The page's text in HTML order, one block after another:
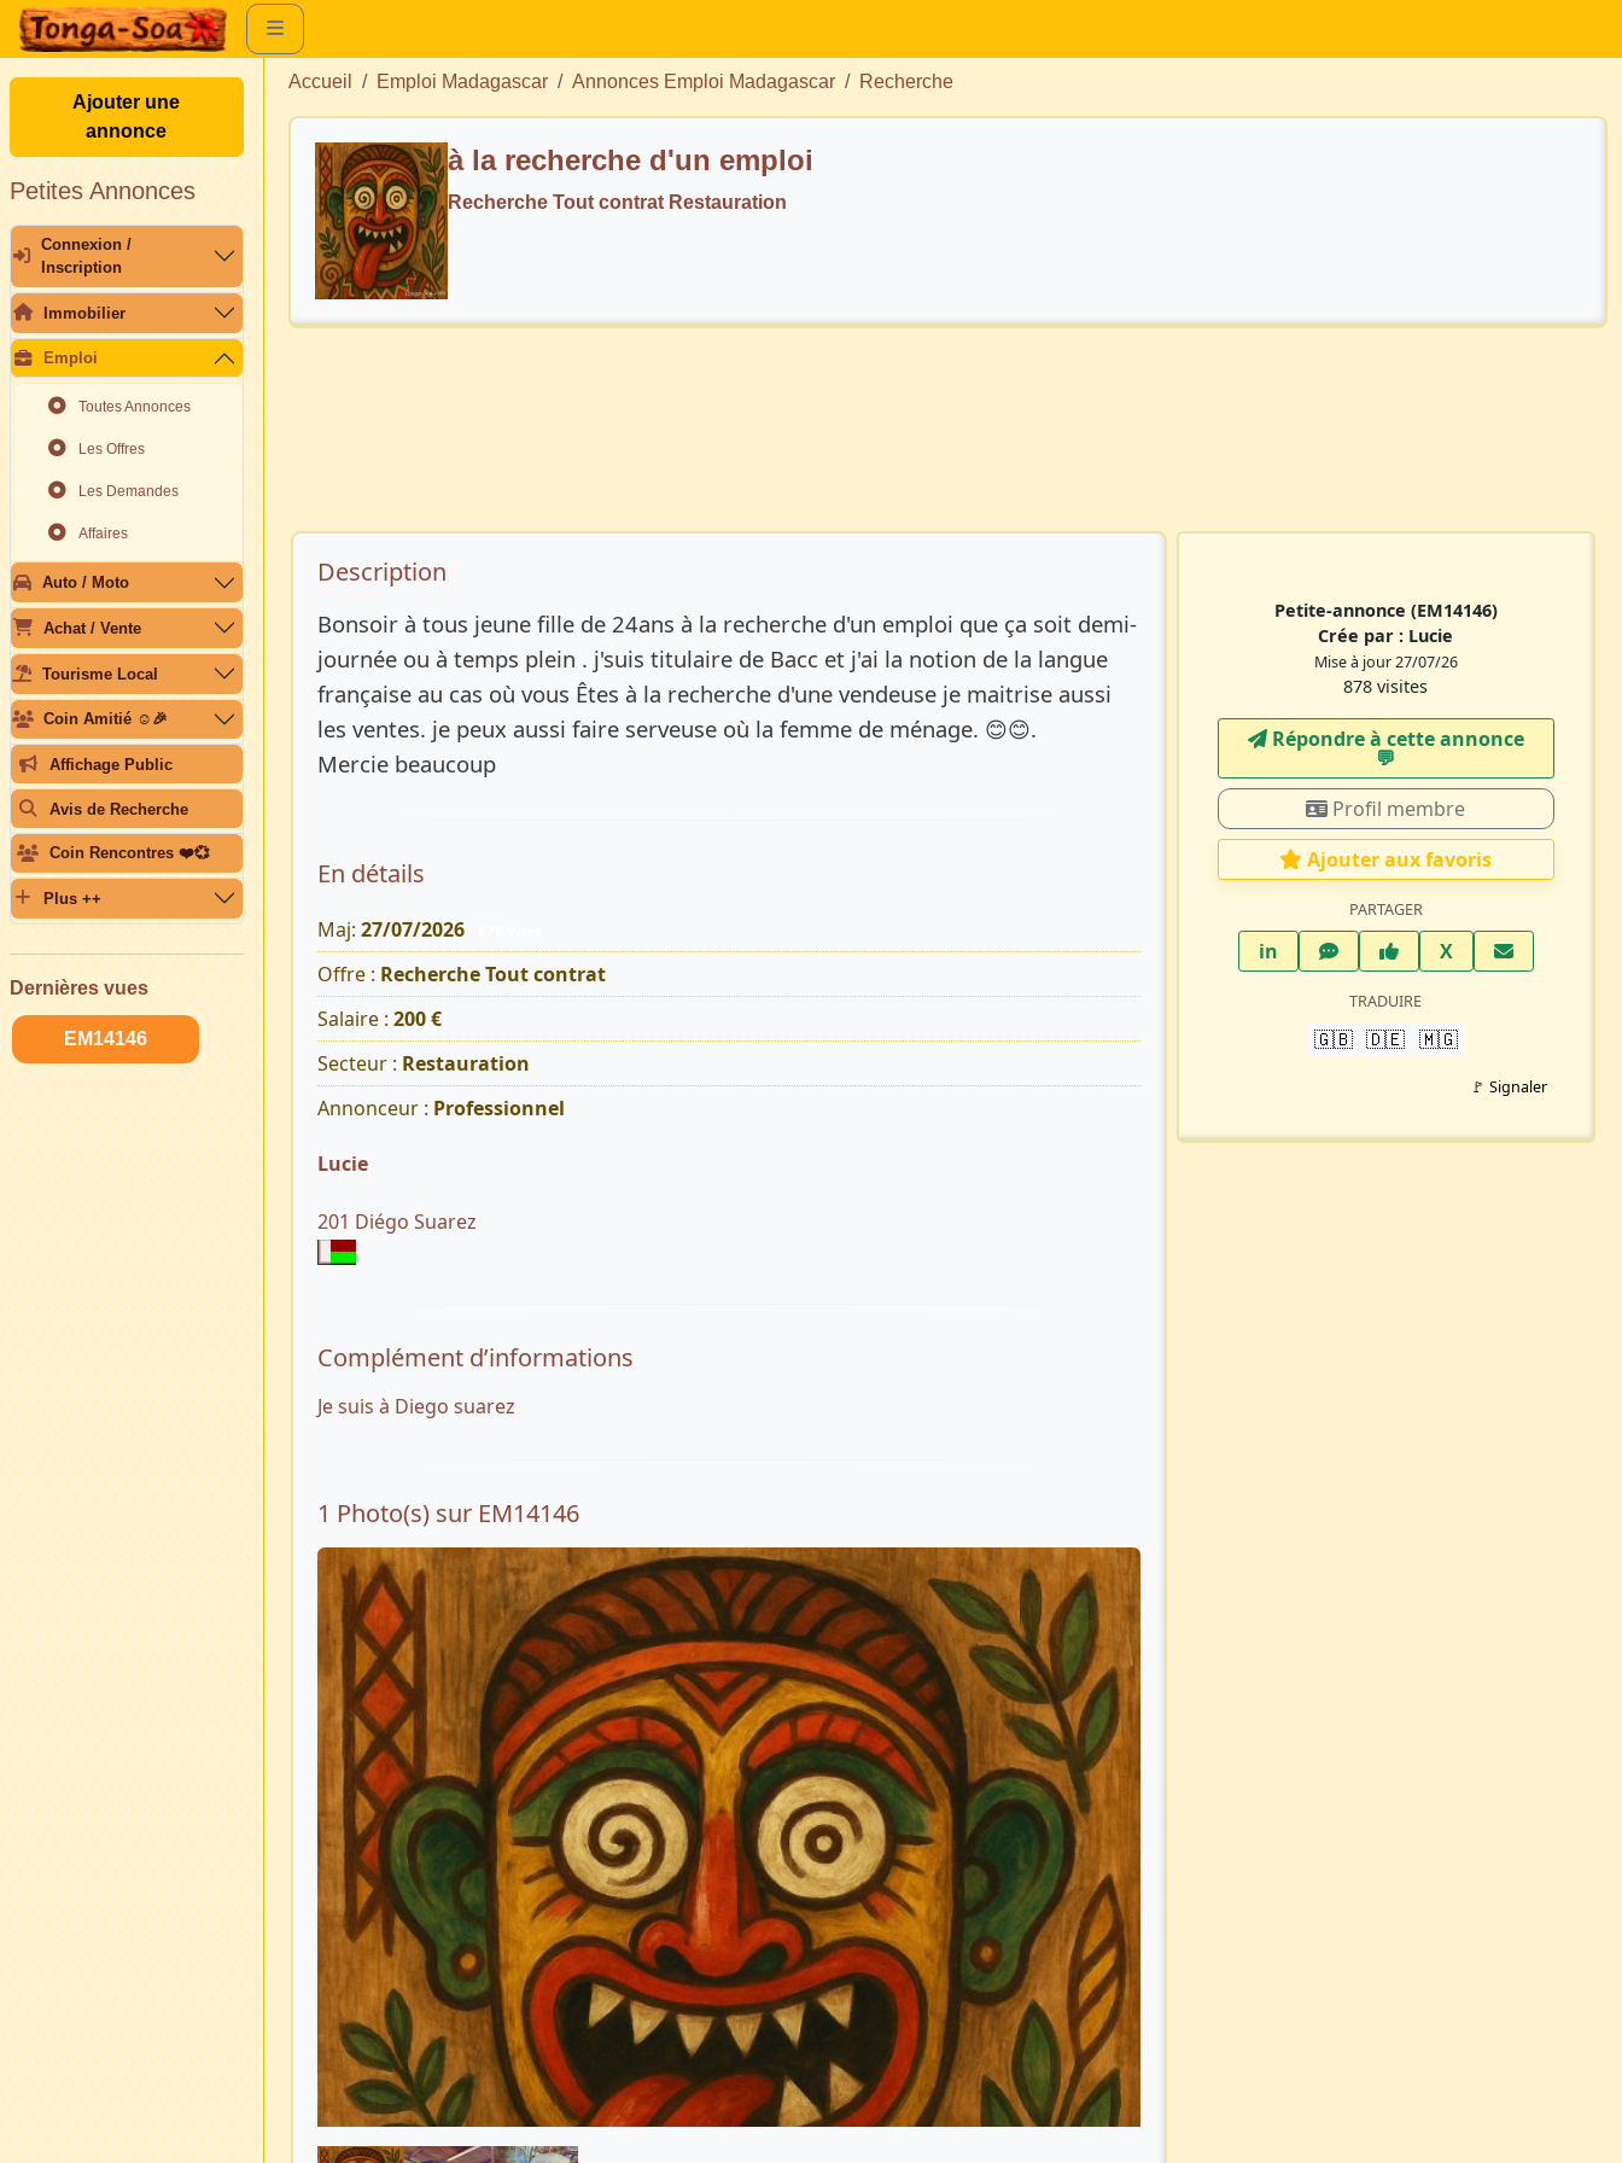
Ajouter une
annonce
Petites Annonces
Connexion /
Inscription
Immobilier
Emploi
Toutes Annonces
Les Offres
Les Demandes
Affaires
Auto / Moto
Achat / Vente
Tourisme Local
Coin Amitié ☺️🎉
Affichage Public
Avis de Recherche
Coin Rencontres ❤️💞
Plus ++
Dernières vues
EM14146
Accueil Emploi Madagascar Annonces Emploi Madagascar Recherche
à la recherche d'un emploi
Recherche Tout contrat Restauration
Description de l’annonce
Description
Bonsoir à tous jeune fille de 24ans à la recherche d'un emploi que ça soit demi-
journée ou à temps plein . j'suis titulaire de Bacc et j'ai la notion de la langue
française au cas où vous Êtes à la recherche d'une vendeuse je maitrise aussi
les ventes. je peux aussi faire serveuse où la femme de ménage. 😊😊.
Mercie beaucoup
En détails
Maj: 27/07/2026
Offre : Recherche Tout contrat
Salaire : 200 €
Secteur : Restauration
Annonceur : Professionnel
Lucie
201 Diégo Suarez
Complément d’informations
Je suis à Diego suarez
1 Photo(s) sur EM14146
Petite-annonce (EM14146)
Crée par : Lucie
Mise à jour 27/07/26
878 visites
Répondre à cette annonce
💬​
Profil membre
Ajouter aux favoris
PARTAGER
inLinkedInWhatsAppFacebook
XTwitter X
TRADUIRE
🇬🇧 🇩🇪 🇲🇬
🚩 Signaler